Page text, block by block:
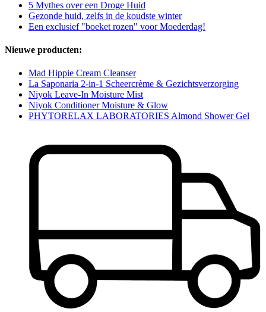
5 Mythes over een Droge Huid
Gezonde huid, zelfs in de koudste winter
Een exclusief "boeket rozen" voor Moederdag!
Nieuwe producten:
Mad Hippie Cream Cleanser
La Saponaria 2-in-1 Scheercrème & Gezichtsverzorging
Niyok Leave-In Moisture Mist
Niyok Conditioner Moisture & Glow
PHYTORELAX LABORATORIES Almond Shower Gel